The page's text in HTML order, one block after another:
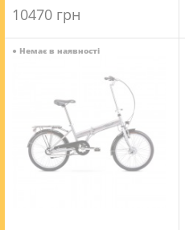
10470 грн
● Немає в наявності